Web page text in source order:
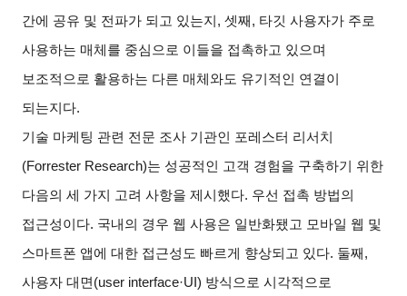
간에 공유 및 전파가 되고 있는지 ,셋째 , 타깃 사용자가 주로
사용하는 매체를 중심으로 이들을 접촉하고 있으며
보조적으로 활용하는 다른 매체와도 유기적인 연결이
되는지다.
기술 마케팅 관련 전문 조사 기관인 포레스터 리서치
(Forrester Research)는 성공적인 고객 경험을 구축하기 위한
다음의 세 가지 고려 사항을 제시했다. 우선 접촉 방법의
접근성이다. 국내의 경우 웹 사용은 일반화됐고 모바일 웹 및
스마트폰 앱에 대한 접근성도 빠르게 향상되고 있다. 둘째 ,
사용자 대면 (user interface·UI) 방식으로 시각적으로